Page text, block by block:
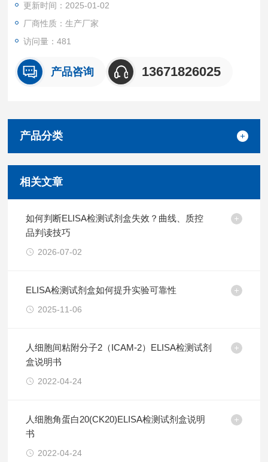
更新时间：2025-01-02
厂商性质：生产厂家
访问量：481
产品咨询 13671826025
产品分类
相关文章
如何判断ELISA检测试剂盒失效？曲线、质控
品判读技巧
2026-07-02
ELISA检测试剂盒如何提升实验可靠性
2025-11-06
人细胞间粘附分子2（ICAM-2）ELISA检测试剂
盒说明书
2022-04-24
人细胞角蛋白20(CK20)ELISA检测试剂盒说明
书
2022-04-24